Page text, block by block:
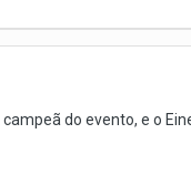
do evento, e o